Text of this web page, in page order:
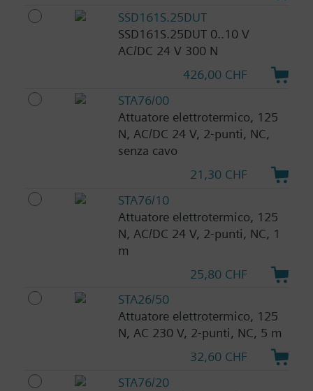
SSD161S.25DUT
SSD161S.25DUT 0..10 V
AC/DC 24 V 300 N
426,00 CHF
STA76/00
Attuatore elettrotermico, 125
N, AC/DC 24 V, 2-punti, NC,
senza cavo
21,30 CHF
STA76/10
Attuatore elettrotermico, 125
N, AC/DC 24 V, 2-punti, NC, 1
m
25,80 CHF
STA26/50
Attuatore elettrotermico, 125
N, AC 230 V, 2-punti, NC, 5 m
32,60 CHF
STA76/20